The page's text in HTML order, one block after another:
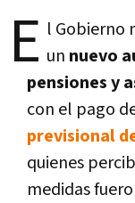
E l Gobierno
un nuevo
pensiones y
con el pago
previsional
quienes
medidas